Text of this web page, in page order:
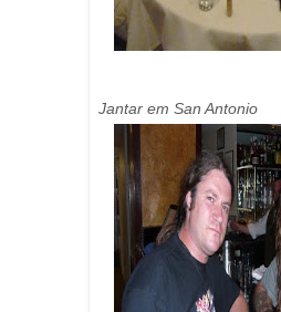
Jantar em San Antonio